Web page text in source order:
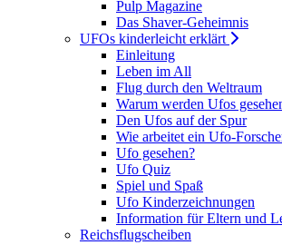
Pulp Magazine
Das Shaver-Geheimnis
UFOs kinderleicht erklärt
Einleitung
Leben im All
Flug durch den Weltraum
Warum werden Ufos
Den Ufos auf der Spur
Wie arbeitet ein Ufo-
Ufo gesehen?
Ufo Quiz
Spiel und Spaß
Ufo Kinderzeichnungen
Information für Eltern und
Reichsflugscheiben